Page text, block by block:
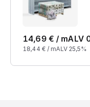
14,69 € / mALV
18,44 € / mALV 25,5%